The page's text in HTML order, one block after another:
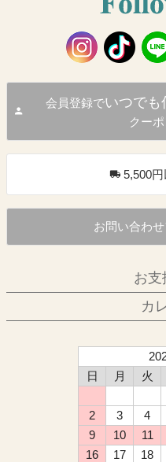
会員登録でいつでも
クー
5,500円
お問い合わ
お
カ
日
月 火
2
3 4
9
10 11
16
17 18